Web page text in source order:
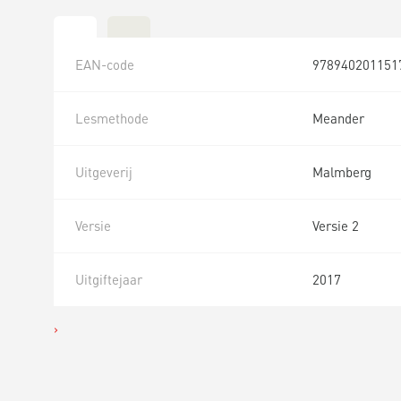
EAN-code
Lesmethode Meander
Uitgeverij Malmberg
Versie Versie 2
Uitgiftejaar 2017